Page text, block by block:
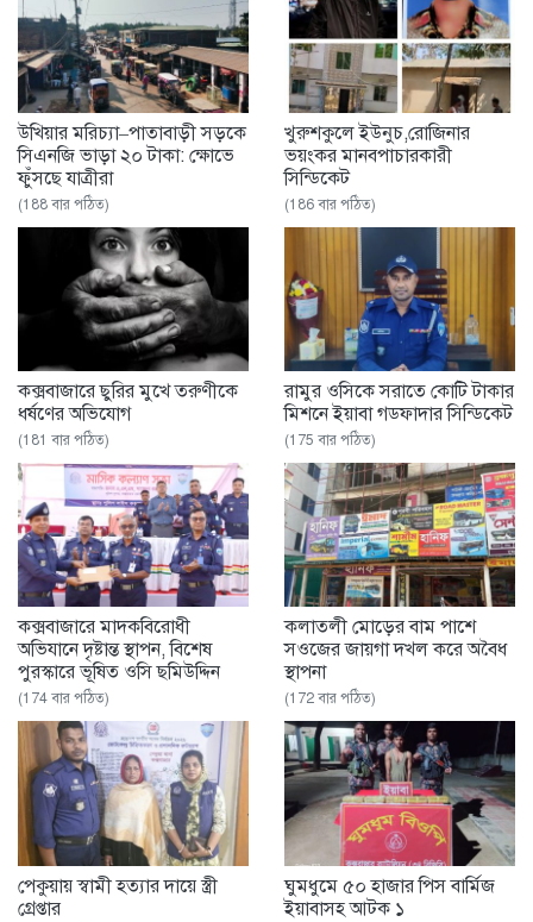
উখিয়ার মরিচ্যা–পাতাবাড়ী সড়কে
সিএনজি ভাড়া ২০ টাকা: ক্ষোভে
ফুঁসছে যাত্রীরা
(188 বার পঠিত)
খুরুশকুলে ইউনুচ,রোজিনার
ভয়ংকর মানবপাচারকারী
সিন্ডিকেট
(186 বার পঠিত)
কক্সবাজারে ছুরির মুখে তরুণীকে
ধর্ষণের অভিযোগ
(181 বার পঠিত)
রামুর ওসিকে সরাতে কোটি টাকার
মিশনে ইয়াবা গডফাদার সিন্ডিকেট
(175 বার পঠিত)
কক্সবাজারে মাদকবিরোধী
অভিযানে দৃষ্টান্ত স্থাপন, বিশেষ
পুরস্কারে ভূষিত ওসি ছমিউদ্দিন
(174 বার পঠিত)
কলাতলী মোড়ের বাম পাশে
সওজের জায়গা দখল করে অবৈধ
স্থাপনা
(172 বার পঠিত)
পেকুয়ায় স্বামী হত্যার দায়ে স্ত্রী
গ্রেপ্তার
ঘুমধুমে ৫০ হাজার পিস বার্মিজ
ইয়াবাসহ আটক ১